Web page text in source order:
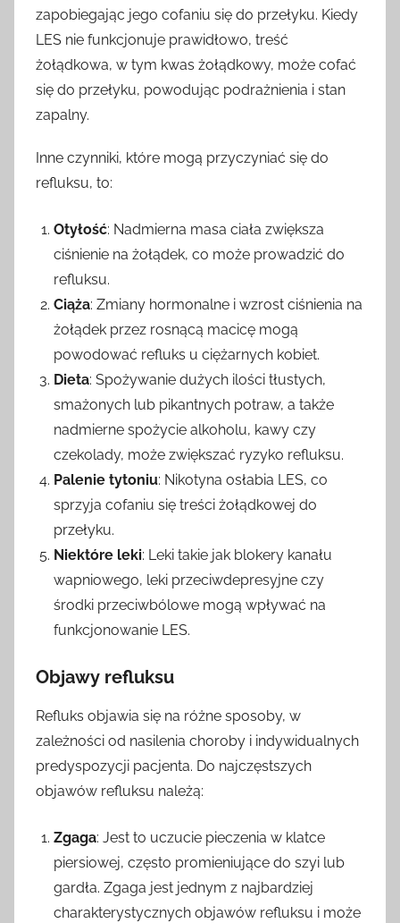
zapobiegając jego cofaniu się do przełyku. Kiedy
LES nie funkcjonuje prawidłowo, treść
żołądkowa, w tym kwas żołądkowy, może cofać
się do przełyku, powodując podrażnienia i stan
zapalny.
Inne czynniki, które mogą przyczyniać się do
refluksu, to:
Otyłość: Nadmierna masa ciała zwiększa
ciśnienie na żołądek, co może prowadzić do
refluksu.
Ciąża: Zmiany hormonalne i wzrost ciśnienia na
żołądek przez rosnącą macicę mogą
powodować refluks u ciężarnych kobiet.
Dieta: Spożywanie dużych ilości tłustych,
smażonych lub pikantnych potraw, a także
nadmierne spożycie alkoholu, kawy czy
czekolady, może zwiększać ryzyko refluksu.
Palenie tytoniu: Nikotyna osłabia LES, co
sprzyja cofaniu się treści żołądkowej do
przełyku.
Niektóre leki: Leki takie jak blokery kanału
wapniowego, leki przeciwdepresyjne czy
środki przeciwbólowe mogą wpływać na
funkcjonowanie LES.
Objawy refluksu
Refluks objawia się na różne sposoby, w
zależności od nasilenia choroby i indywidualnych
predyspozycji pacjenta. Do najczęstszych
objawów refluksu należą:
Zgaga: Jest to uczucie pieczenia w klatce
piersiowej, często promieniujące do szyi lub
gardła. Zgaga jest jednym z najbardziej
charakterystycznych objawów refluksu i może